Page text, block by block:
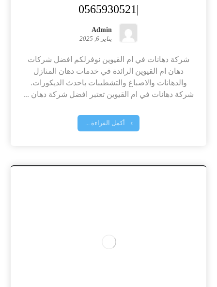
|0565930521
Admin
يناير 6, 2025
شركة دهانات في ام القيوين نوفرلكم افضل شركات
دهان ام القيوين الرائدة في خدمات دهان المنازل
والدهانات والاصباغ والتشطيبات باحدث الديكورات.
شركة دهانات في ام القيوين تعتبر افضل شركة دهان ...
أكمل القراءة ...